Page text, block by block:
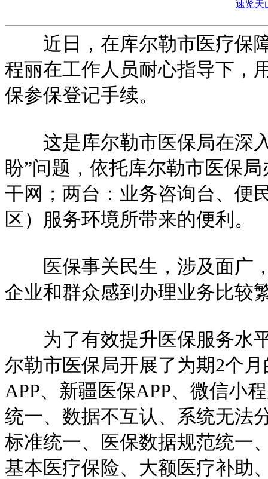
速览天
近日，在库尔勒市医疗保障
程丽在工作人员耐心指导下，
保参保登记手续。
这是库尔勒市医保局在深入
盼”问题，依托库尔勒市医保
干网；两台：业务咨询台、便
区）服务环境所带来的便利。
医保事关民生，涉及面广，
企业和群众感到办理业务比较
为了有效提升医保服务水平
尔勒市医保局开展了为期2个
APP、新疆医保APP、微信小
统一、数据不互认、系统无法
标准统一、医保数据规范统一
基本医疗保险、大额医疗补助